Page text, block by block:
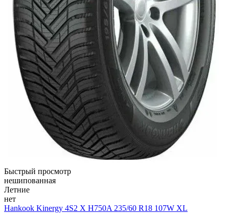
Быстрый просмотр
нешипованная
Летние
нет
Hankook Kinergy 4S2 X H750A 235/60 R18 107W XL